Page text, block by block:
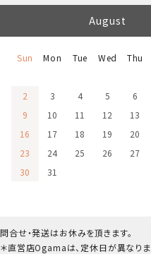
August
Sun Mon Tue Wed Thu
2
3 4 5 6
9
10 11 12 13
16
17 18 19 20
23
24 25 26 27
30
31
問合せ・発送はお休みを頂きます。
＊直営店Ogamaは、定休日が異なりま